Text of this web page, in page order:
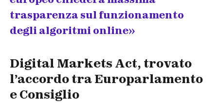
trasparenza sul funzionamento
degli algoritmi online»
Digital Markets Act, trovato
l’accordo tra Europarlamento
e Consiglio